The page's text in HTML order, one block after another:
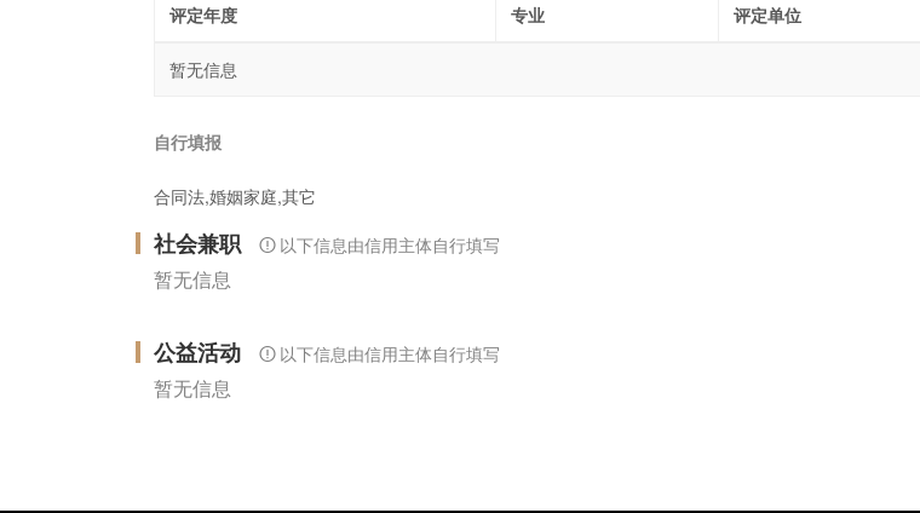
评定年度 专业 评定单位
暂无信息
自行填报
合同法,婚姻家庭,其它
社会兼职 以下信息由信用主体自行填写
暂无信息
公益活动 以下信息由信用主体自行填写
暂无信息